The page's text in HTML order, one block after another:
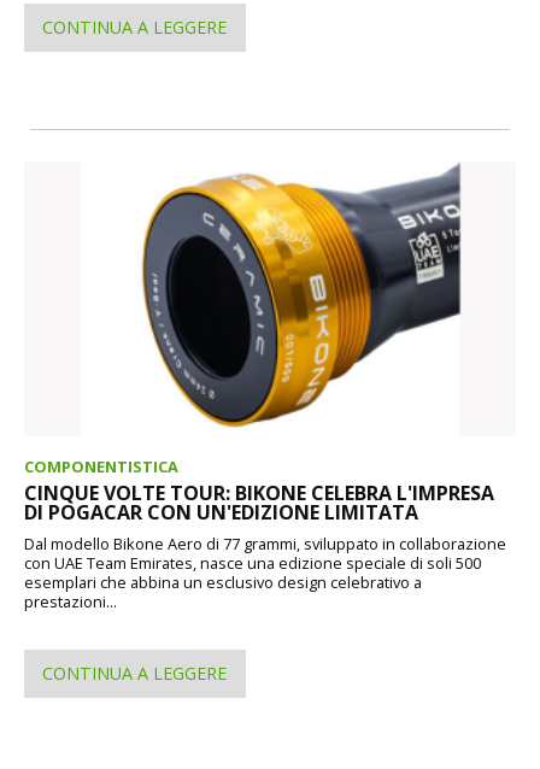
CONTINUA A LEGGERE
COMPONENTISTICA
CINQUE VOLTE TOUR: BIKONE CELEBRA L'IMPRESA
DI POGACAR CON UN'EDIZIONE LIMITATA
Dal modello Bikone Aero di 77 grammi, sviluppato in collaborazione
con UAE Team Emirates, nasce una edizione speciale di soli 500
esemplari che abbina un esclusivo design celebrativo a
prestazioni...
CONTINUA A LEGGERE